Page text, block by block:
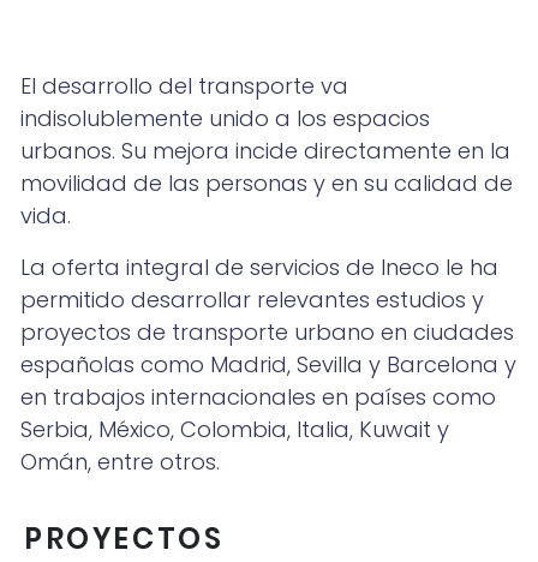
El desarrollo del transporte va
indisolublemente unido a los espacios
urbanos. Su mejora incide directamente en la
movilidad de las personas y en su calidad de
vida.
La oferta integral de servicios de Ineco le ha
permitido desarrollar relevantes estudios y
proyectos de transporte urbano en ciudades
españolas como Madrid, Sevilla y Barcelona y
en trabajos internacionales en países como
Serbia, México, Colombia, Italia, Kuwait y
Omán, entre otros.
PROYECTOS